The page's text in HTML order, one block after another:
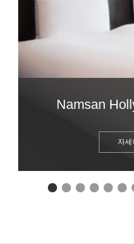
Namsan
자세